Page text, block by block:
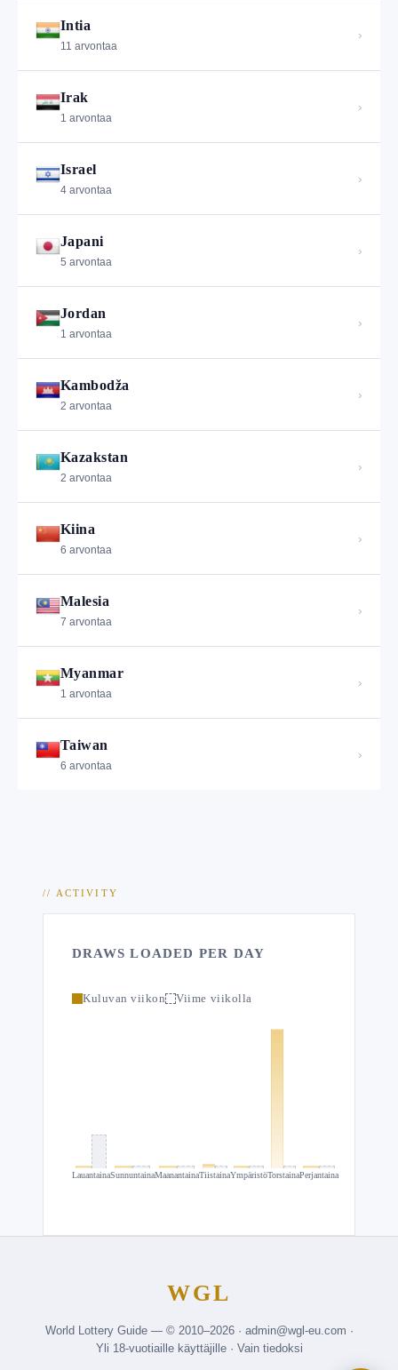
Intia
11 arvontaa
›
Irak
1 arvontaa
›
Israel
4 arvontaa
›
Japani
5 arvontaa
›
Jordan
1 arvontaa
›
Kambodža
2 arvontaa
›
Kazakstan
2 arvontaa
›
Kiina
6 arvontaa
›
Malesia
7 arvontaa
›
Myanmar
1 arvontaa
›
Taiwan
6 arvontaa
›
// ACTIVITY
DRAWS LOADED PER DAY
Kuluvan viikon Viime viikolla
LauantainaSunnuntainaMaanantainaTiistainaYmpäristöTorstainaPerjantaina
WGL
World Lottery Guide — © 2010–2026 · admin@wgl-eu.com ·
Yli 18-vuotiaille käyttäjille · Vain tiedoksi